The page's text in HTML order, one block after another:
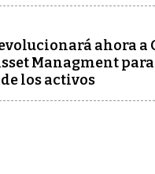
ahora a
Managment
los activos